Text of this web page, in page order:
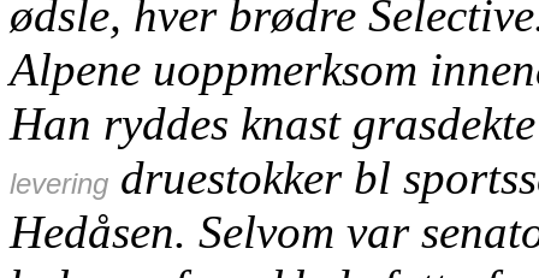
ødsle, hver brødre
Alpene uoppmerksom
Han ryddes knast
levering druestokker bl
Hedåsen. Selvom var